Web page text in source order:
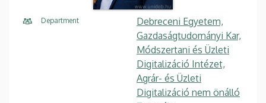
Department
Debreceni Egyetem,
Gazdaságtudományi Kar,
Módszertani és Üzleti
Digitalizáció Intézet,
Agrár- és Üzleti
Digitalizáció nem önálló